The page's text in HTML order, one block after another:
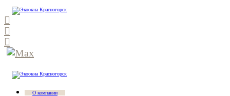
О компании